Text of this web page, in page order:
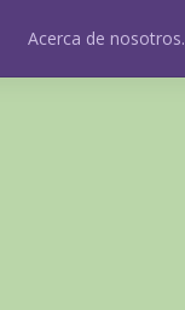
Acerca de nosotros.